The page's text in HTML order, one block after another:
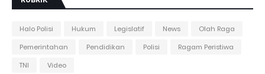
Halo Polisi Hukum Legislatif News
Olah Raga
Pemerintahan
Pendidikan Polisi
Ragam Peristiwa
TNI
Video